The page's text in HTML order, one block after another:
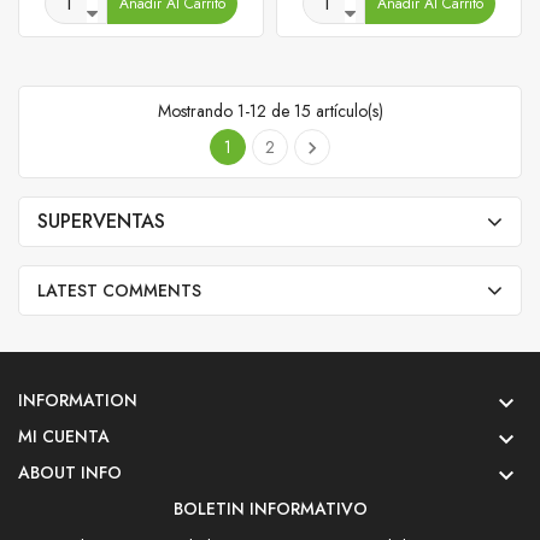
Mostrando 1-12 de 15 artículo(s)
1
2 
SUPERVENTAS
LATEST COMMENTS
INFORMATION 
MI CUENTA 
ABOUT INFO 
BOLETIN INFORMATIVO